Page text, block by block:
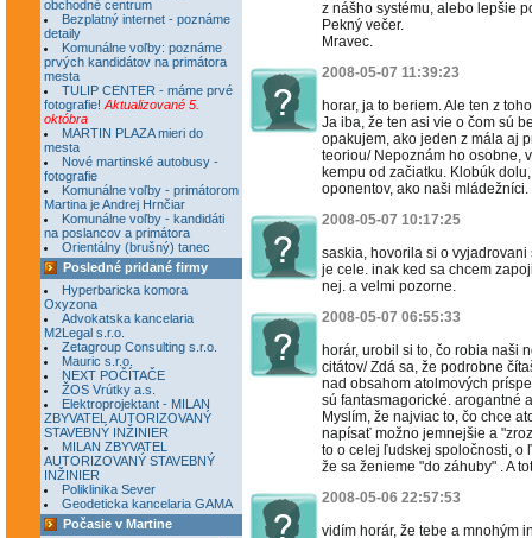
obchodné centrum
Bezplatný internet - poznáme
detaily
Komunálne voľby: poznáme
prvých kandidátov na primátora
mesta
TULIP CENTER - máme prvé
fotografie! Aktualizované 5.
októbra
MARTIN PLAZA mieri do
mesta
Nové martinské autobusy -
fotografie
Komunálne voľby - primátorom
Martina je Andrej Hrnčiar
Komunálne voľby - kandidáti
na poslancov a primátora
Orientálny (brušný) tanec
Posledné pridané firmy
Hyperbaricka komora
Oxyzona
Advokatska kancelaria
M2Legal s.r.o.
Zetagroup Consulting s.r.o.
Mauric s.r.o.
NEXT POČÍTAČE
ŽOS Vrútky a.s.
Elektroprojektant - MILAN
ZBYVATEL AUTORIZOVANÝ
STAVEBNÝ INŽINIER
MILAN ZBYVATEL
AUTORIZOVANÝ STAVEBNÝ
INŽINIER
Poliklinika Sever
Geodeticka kancelaria GAMA
Počasie v Martine
z nášho systému, alebo lepšie
Pekný večer.
Mravec.
2008-05-07 11:39:23
horar, ja to beriem. Ale ten z
Ja iba, že ten asi vie o čom sú
opakujem, ako jeden z mála aj
teoriou/ Nepoznám ho osobne,
kempu od začiatku. Klobúk
oponentov, ako naši mládežníci.
2008-05-07 10:17:25
saskia, hovorila si o vyjadrovani
je cele. inak ked sa chcem
nej. a velmi pozorne.
2008-05-07 06:55:33
horár, urobil si to, čo robia naši
citátov/ Zdá sa, že podrobne
nad obsahom atolmových
sú fantasmagorické. arogantné
Myslím, že najviac to, čo chce
napísať možno jemnejšie a
to o celej ľudskej spoločnosti, o
že sa ženieme "do záhuby" . A
2008-05-06 22:57:53
vidím horár, že tebe a mnohým